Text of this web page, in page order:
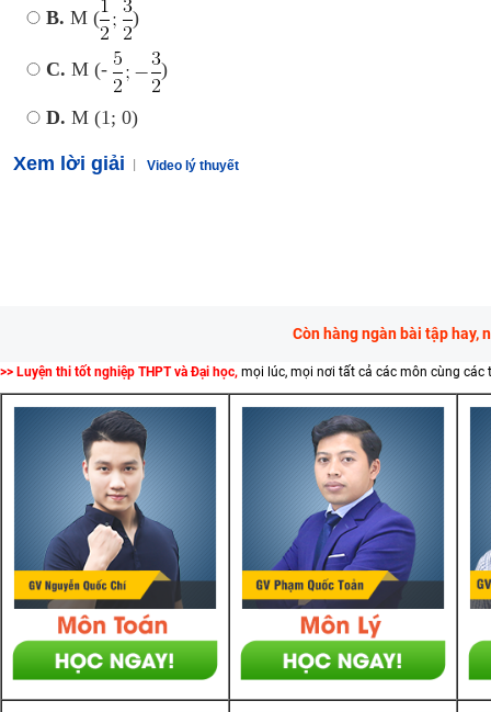
B. M ( )
C. M (- )
D. M (1; 0)
Xem lời giải Video lý thuyết
Còn hàng ngàn bài tập hay,
>> Luyện thi tốt nghiệp THPT và Đại học, mọi lúc, mọi nơi tất cả các môn cùng các